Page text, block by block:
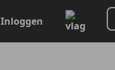
Inloggen